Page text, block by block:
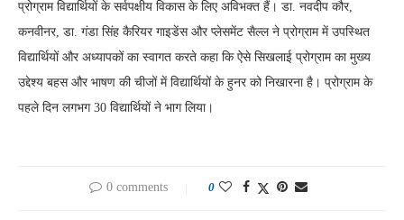
प्रोग्राम विद्यार्थियों के सर्वपक्षीय विकास के लिए अविभक्त हैं। डा. नवदीप कौर,
कनवीनर, डा. गंडा सिंह कैरियर गाइडेंस और प्लेसमेंट सैल्ल ने प्रोग्राम में उपस्थित
विद्यार्थियों और अध्यापकों का स्वागत करते कहा कि ऐसे सिखलाई प्रोग्राम का मुख्य
उद्देश्य बहस और भाषण की चीजों में विद्यार्थियों के हुनर को निखारना है। प्रोग्राम के
पहले दिन लगभग 30 विद्यार्थियों ने भाग लिया।
0 comments 0